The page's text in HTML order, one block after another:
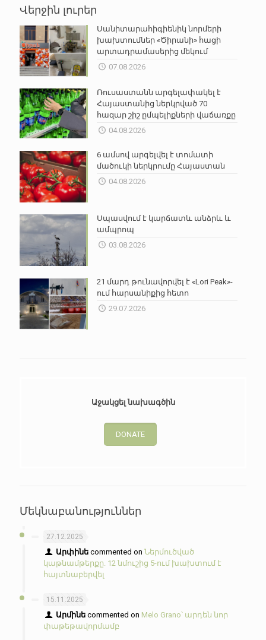
Վերջին լուրեր
Սանիտարահիգիենիկ նորմերի
խախտումներ «Ծիրանի» հացի
արտադրամասերից մեկում
07.08.2026
Ռուսաստանն արգելափակել է
Հայաստանից ներկրված 70
հազար շիշ ըմպելիքների վաճառքը
04.08.2026
6 ամսով արգելվել է տոմատի
մածուկի ներկրումը Հայաստան
04.08.2026
Սպասվում է կարճատև անձրև և
ամպրոպ
03.08.2026
21 մարդ թունավորվել է «Lori Peak»-
ում հարսանիքից հետո
29.07.2026
Աջակցել նախագծին
DONATE
Մեկնաբանություններ
27.12.2025
Արփինե commented onՆերմուծված
կաթնամթերքը. 12 նմուշից 5-ում խախտում է
հայտնաբերվել
15.11.2025
Արմինե commented on Melo Grano՝ արդեն նոր
փաթեթավորմամբ